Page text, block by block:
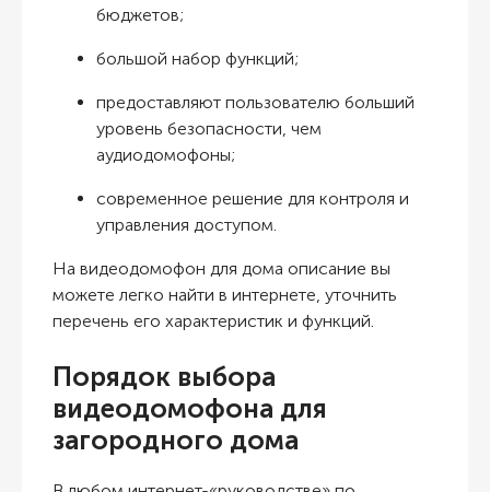
бюджетов;
большой набор функций;
предоставляют пользователю больший
уровень безопасности, чем
аудиодомофоны;
современное решение для контроля и
управления доступом.
На видеодомофон для дома описание вы
можете легко найти в интернете, уточнить
перечень его характеристик и функций.
Порядок выбора
видеодомофона для
загородного дома